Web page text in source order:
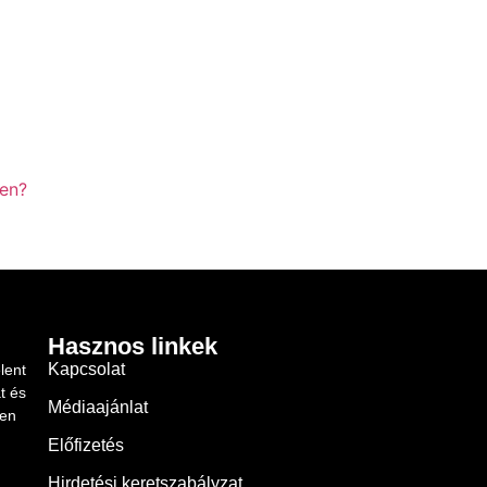
és
Hasznos linkek
Kapcsolat
Médiaajánlat
Előfizetés
Hirdetési keretszabályzat